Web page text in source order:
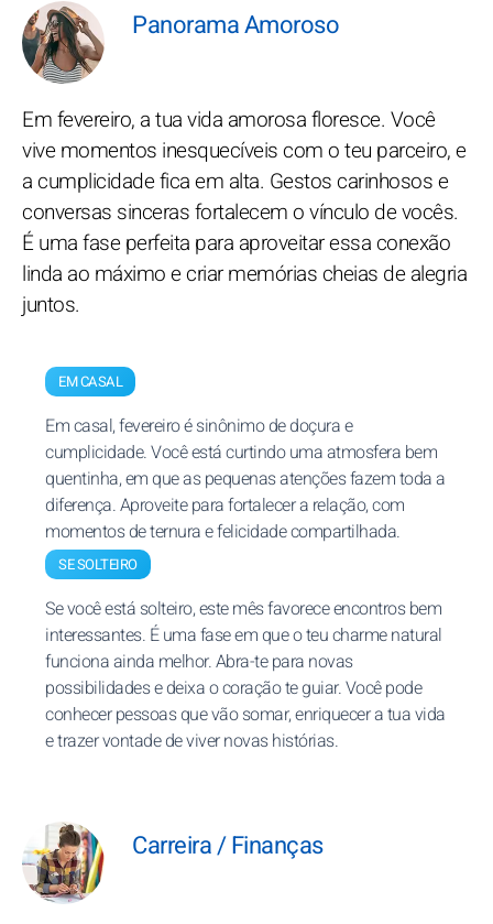
Panorama Amoroso
Em fevereiro, a tua vida amorosa floresce. Você
vive momentos inesquecíveis com o teu parceiro, e
a cumplicidade fica em alta. Gestos carinhosos e
conversas sinceras fortalecem o vínculo de vocês.
É uma fase perfeita para aproveitar essa conexão
linda ao máximo e criar memórias cheias de alegria
juntos.
EM CASAL
Em casal, fevereiro é sinônimo de doçura e
cumplicidade. Você está curtindo uma atmosfera bem
quentinha, em que as pequenas atenções fazem toda a
diferença. Aproveite para fortalecer a relação, com
momentos de ternura e felicidade compartilhada.
SE SOLTEIRO
Se você está solteiro, este mês favorece encontros bem
interessantes. É uma fase em que o teu charme natural
funciona ainda melhor. Abra-te para novas
possibilidades e deixa o coração te guiar. Você pode
conhecer pessoas que vão somar, enriquecer a tua vida
e trazer vontade de viver novas histórias.
Carreira / Finanças